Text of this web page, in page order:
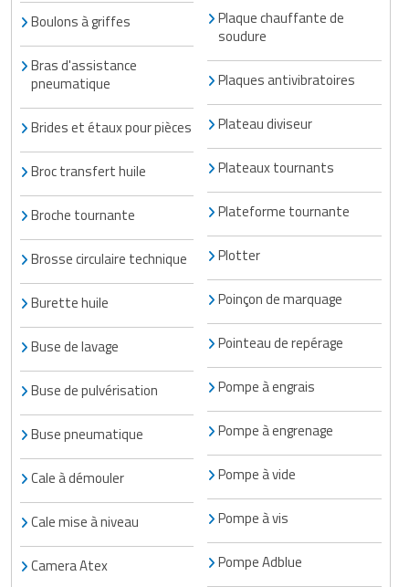
Boulons à griffes
Bras d'assistance
pneumatique
Brides et étaux pour pièces
Broc transfert huile
Broche tournante
Brosse circulaire technique
Burette huile
Buse de lavage
Buse de pulvérisation
Buse pneumatique
Cale à démouler
Cale mise à niveau
Camera Atex
Plaque chauffante de
soudure
Plaques antivibratoires
Plateau diviseur
Plateaux tournants
Plateforme tournante
Plotter
Poinçon de marquage
Pointeau de repérage
Pompe à engrais
Pompe à engrenage
Pompe à vide
Pompe à vis
Pompe Adblue